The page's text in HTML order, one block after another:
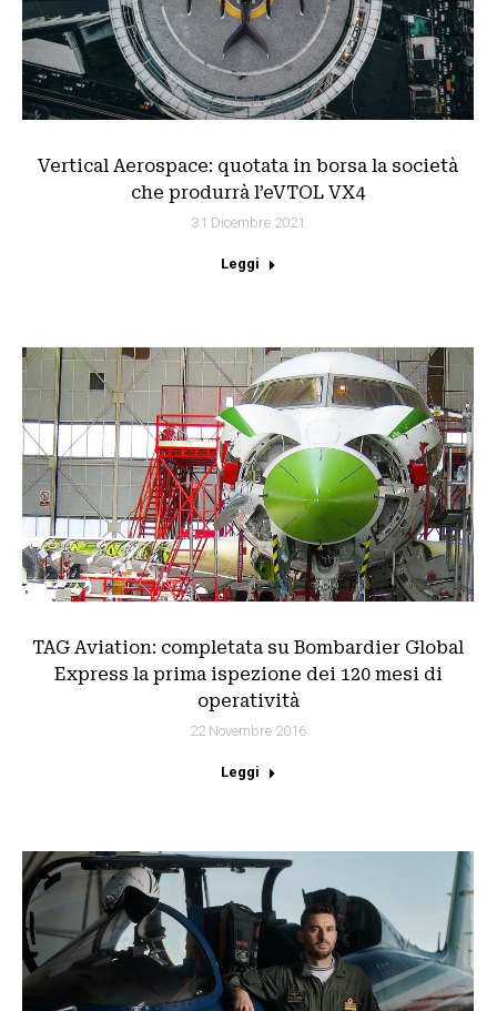
Vertical Aerospace: quotata in borsa la società
che produrrà l’eVTOL VX4
31 Dicembre 2021
Leggi
TAG Aviation: completata su Bombardier Global
Express la prima ispezione dei 120 mesi di
operatività
22 Novembre 2016
Leggi